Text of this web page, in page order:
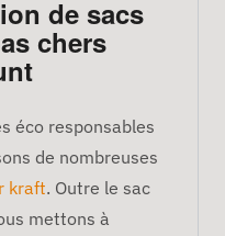
de sacs
chers
éco responsables
de nombreuses
kraft. Outre le sac
mettons à